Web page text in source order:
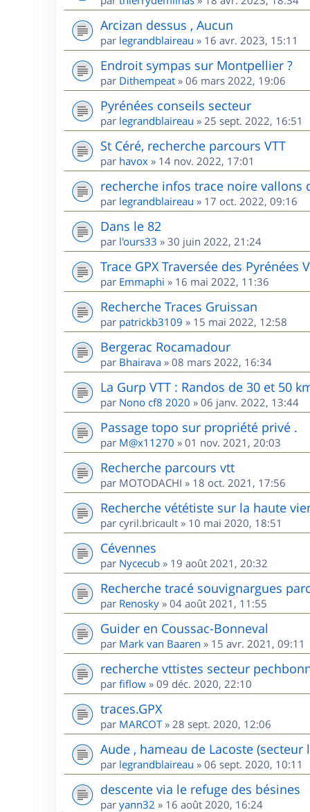
Arcizan dessus , Aucun
par legrandblaireau » 16 avr. 2023, 15:11
Endroit sympas sur Montpellier ?
par Dithempeat » 06 mars 2022, 19:06
Pyrénées conseils secteur
par legrandblaireau » 25 sept. 2022, 16:51
St Céré, recherche parcours VTT
par havox » 14 nov. 2022, 17:01
recherche infos trace noire vallons
par legrandblaireau » 17 oct. 2022, 09:16
Dans le 82
par l'ours33 » 30 juin 2022, 21:24
Trace GPX Traversée des Pyrénées
par Emmaphi » 16 mai 2022, 11:36
Recherche Traces Gruissan
par patrickb3109 » 15 mai 2022, 12:58
Bergerac Rocamadour
par Bhairava » 08 mars 2022, 16:34
La Gurp VTT : Randos de 30 et 50
par Nono cf8 2020 » 06 janv. 2022, 13:44
Passage topo sur propriété privé .
par M@x11270 » 01 nov. 2021, 20:03
Recherche parcours vtt
par MOTODACHI » 18 oct. 2021, 17:56
Recherche vététiste sur la haute
par cyril.bricault » 10 mai 2020, 18:51
Cévennes
par Nycecub » 19 août 2021, 20:32
Recherche tracé souvignargues
par Renosky » 04 août 2021, 11:55
Guider en Coussac-Bonneval
par Mark van Baaren » 15 avr. 2021, 09:11
recherche vttistes secteur
par fiflow » 09 déc. 2020, 22:10
traces.GPX
par MARCOT» 28 sept. 2020, 12:06
Aude , hameau de Lacoste (secteur
par legrandblaireau » 06 sept. 2020, 10:11
descente via le refuge des bésines
par yann32 » 16 août 2020, 16:24